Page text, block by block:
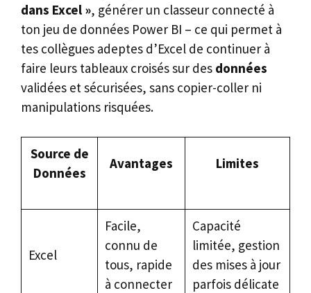
dans Excel », générer un classeur connecté à
ton jeu de données Power BI – ce qui permet à
tes collègues adeptes d’Excel de continuer à
faire leurs tableaux croisés sur des données
validées et sécurisées, sans copier-coller ni
manipulations risquées.
Source de
Données
Avantages Limites
Excel
Facile,
connu de
tous, rapide
à connecter
Capacité
limitée, gestion
des mises à jour
parfois délicate